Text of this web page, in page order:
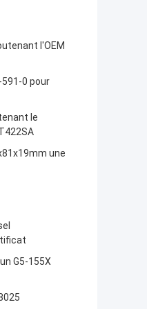
l'OEM
0 pour
le
une
G5-155X